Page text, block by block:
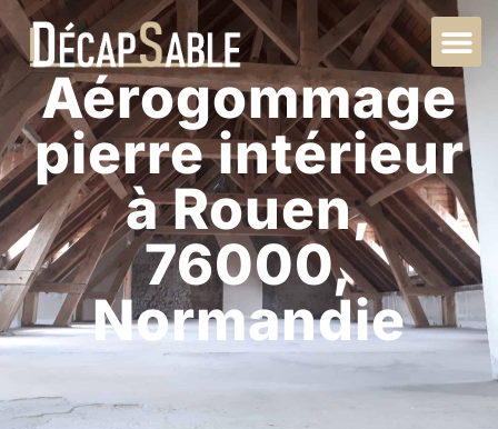
Aérogommage
pierre intérieur
à Rouen,
76000,
Normandie